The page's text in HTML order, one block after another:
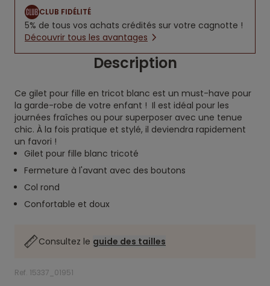
CLUB FIDÉLITÉ
5% de tous vos achats crédités sur votre cagnotte !
Découvrir tous les avantages
Description
Ce gilet pour fille en tricot blanc est un must-have pour
la garde-robe de votre enfant ! Il est idéal pour les
journées fraîches ou pour superposer avec une tenue
chic. À la fois pratique et stylé, il deviendra rapidement
un favori !
Gilet pour fille blanc tricoté
Fermeture à l'avant avec des boutons
Col rond
Confortable et doux
Consultez le guide des tailles
Ref. 15337_01951